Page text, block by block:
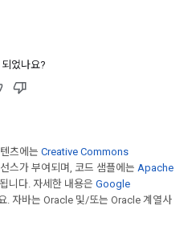
었나요?
츠에는 Creative Commons
스가 부여되며, 코드 샘플에는 Apache
니다. 자세한 내용은 Google
. 자바는 Oracle 및/또는 Oracle 계열사